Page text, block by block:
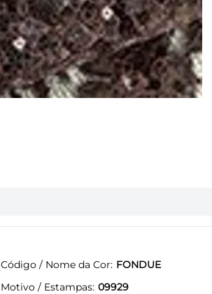
Código / Nome da Cor FONDUE
Motivo / Estampas 09929